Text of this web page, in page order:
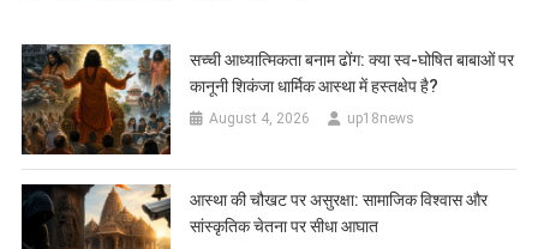
सच्ची आध्यात्मिकता बनाम ढोंग: क्या स्व-घोषित बाबाओं पर
कानूनी शिकंजा धार्मिक आस्था में हस्तक्षेप है?
August 4, 2026 up18news
आस्था की चौखट पर असुरक्षा: सामाजिक विश्वास और
सांस्कृतिक चेतना पर सीधा आघात